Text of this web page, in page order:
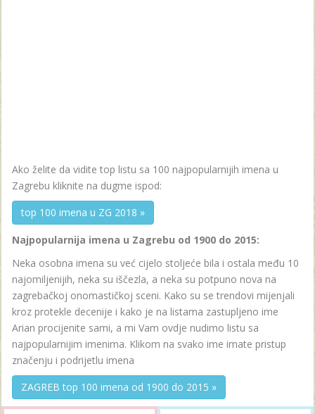
Ako želite da vidite top listu sa 100 najpopularnijih imena u
Zagrebu kliknite na dugme ispod:
top 100 imena u ZG 2018 »
Najpopularnija imena u Zagrebu od 1900 do 2015:
Neka osobna imena su već cijelo stoljeće bila i ostala među 10
najomiljenijih, neka su iščezla, a neka su potpuno nova na
zagrebačkoj onomastičkoj sceni. Kako su se trendovi mijenjali
kroz protekle decenije i kako je na listama zastupljeno ime
Arian procijenite sami, a mi Vam ovdje nudimo listu sa
najpopularnijim imenima. Klikom na svako ime imate pristup
značenju i podrijetlu imena
ZAGREB top 100 imena od 1900 do 2015 »